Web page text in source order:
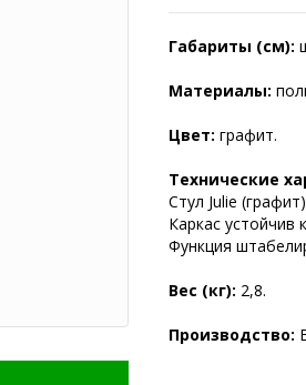
Габариты (см):
Материалы:
Цвет: графит.
Технические
Стул Julie
Каркас устойчив
Функция
Вес (кг): 2,8.
Производство: